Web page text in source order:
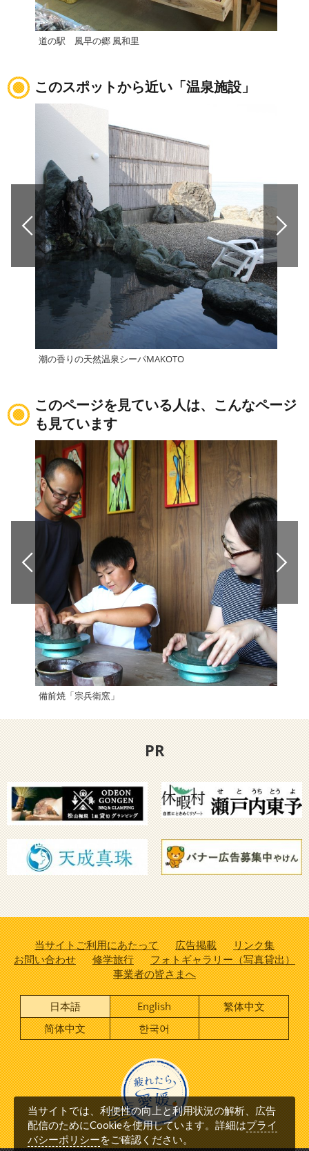
道の駅 風早の郷 風和里
このスポットから近い「温泉施設」
潮の香りの天然温泉シーパMAKOTO
このページを見ている人は、こんなページ
も見ています
備前焼「宗兵衛窯」
PR
当サイトご利用にあたって 広告掲載
リンク集
お問い合わせ
修学旅行
フォトギャラリー（写真貸出）
事業者の皆さまへ
日本語 English
繁体中文
简体中文
한국어
当サイトでは、利便性の向上と利用状況の解析、広告
配信のためにCookieを使用しています。詳細はプライ
バシーポリシーをご確認ください。